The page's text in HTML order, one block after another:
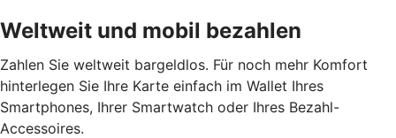
Weltweit und mobil bezahlen
Zahlen Sie weltweit bargeldlos. Für noch mehr Komfort
hinterlegen Sie Ihre Karte einfach im Wallet Ihres
Smartphones, Ihrer Smartwatch oder Ihres Bezahl-
Accessoires.